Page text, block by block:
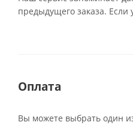
предыдущего заказа. Если
Оплата
Вы можете выбрать один